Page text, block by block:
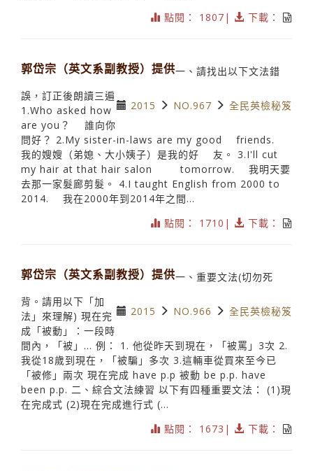
點閱： 1807|
下載：
郭岱宗（英文系副教授）提供
2015 NO.967 全民英檢秘笈
一、請找出以下文法錯
誤，訂正後朗讀三遍
1.Who asked how
are you？ 誰向你
問好？ 2.My sister-in-laws are my good friends.
我的嫂嫂（弟媳、大小姨子）是我的好 友。 3.I'll cut
my hair at that hair salon tomorrow. 我明天要
去那一家髮廊剪髮。 4.I taught English from 2000 to
2014. 我在2000年到2014年之間...
點閱： 1710|
下載：
郭岱宗（英文系副教授）提供
2015 NO.966 全民英檢秘笈
一、重要文法(切勿死
背。請用以下「加
法」來理解) 現在完
成「被動」：一段時
間內，「被」… 例： 1. 他從昨天到現在，「被罵」3次 2.
我從18歲到現在，「被騙」多次 3.這輛車從買來至今已
「被修」兩次 現在完成 have p.p 被動 be p.p. have
been p.p. 二、綜合文法練習 以下有四種重要文法： (1)現
在完成式 (2)現在完成進行式 (...
點閱： 1673|
下載：